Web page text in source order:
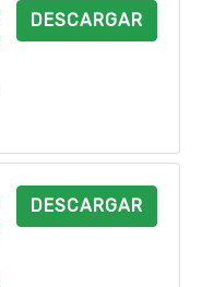
DESCARGAR
DESCARGAR